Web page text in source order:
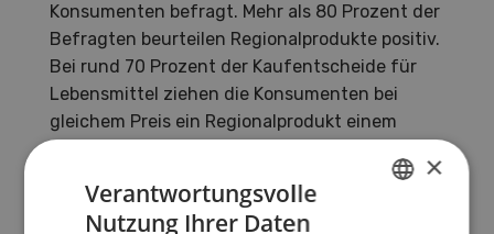
Konsumenten befragt. Mehr als 80 Prozent der
Befragten beurteilen Regionalprodukte positiv.
Bei rund 70 Prozent der Kaufentscheide für
Lebensmittel ziehen die Konsumenten bei
gleichem Preis ein Regionalprodukt einem
Zahlungsbereitschaft, die Zertifizierung von
×
Verantwortungsvolle
Nutzung Ihrer Daten